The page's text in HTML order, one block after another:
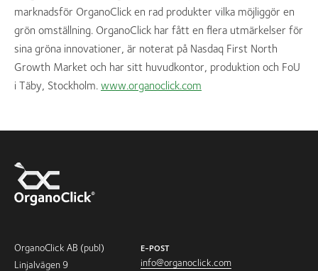
marknadsför OrganoClick en rad produkter vilka möjliggör en
grön omställning. OrganoClick har fått en flera utmärkelser för
sina gröna innovationer, är noterat på Nasdaq First North
Growth Market och har sitt huvudkontor, produktion och FoU
i Täby, Stockholm. www.organoclick.com
OrganoClick AB (publ)
Linjalvägen 9
E-POST
info@organoclick.com